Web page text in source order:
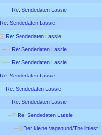
Re: Sendedaten Lassie
Re: Sendedaten Lassie
Re: Sendedaten Lassie
Re: Sendedaten Lassie
Re: Sendedaten Lassie
Re: Sendedaten Lassie
Re: Sendedaten Lassie
Re: Sendedaten Lassie
Re: Sendedaten Lassie
Der kleine Vagabund/The littlest